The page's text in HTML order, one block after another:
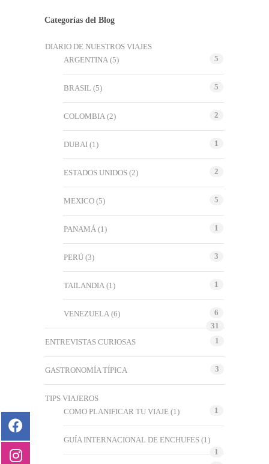
Categorías del Blog
DIARIO DE NUESTROS VIAJES
ARGENTINA (5) 5
BRASIL (5) 5
COLOMBIA (2) 2
DUBAI (1) 1
ESTADOS UNIDOS (2) 2
MEXICO (5) 5
PANAMÁ (1) 1
PERÚ (3) 3
TAILANDIA (1) 1
VENEZUELA (6)
6
31
ENTREVISTAS CURIOSAS
1
GASTRONOMÍA TÍPICA 3
TIPS VIAJEROS
COMO PLANIFICAR TU VIAJE (1) 1
GUÍA INTERNACIONAL DE ENCHUFES (1)
1